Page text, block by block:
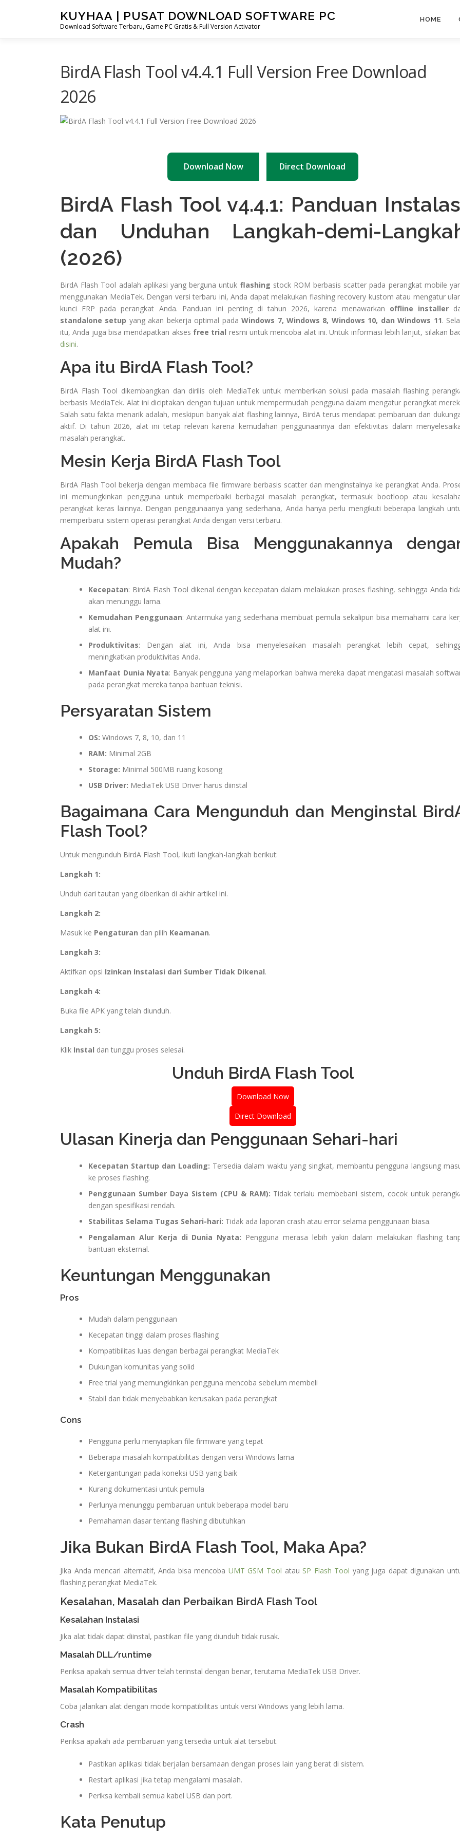
KUYHAA | PUSAT DOWNLOAD SOFTWARE PC
Download Software Terbaru, Game PC Gratis & Full Version Activator
HOME
BirdA Flash Tool v4.4.1 Full Version Free Download
2026
Download Now Direct Download
BirdA Flash Tool v4.4.1: Panduan
dan Unduhan Langkah-demi-
(2026)
BirdA Flash Tool adalah aplikasi yang berguna untuk flashing stock ROM berbasis scatter pada perangkat mobile
menggunakan MediaTek. Dengan versi terbaru ini, Anda dapat melakukan flashing recovery kustom atau mengatur
kunci FRP pada perangkat Anda. Panduan ini penting di tahun 2026, karena menawarkan offline installer
standalone setup yang akan bekerja optimal padaWindows 7, Windows 8, Windows 10, dan Windows 11.
itu, Anda juga bisa mendapatkan akses free trial resmi untuk mencoba alat ini. Untuk informasi lebih lanjut, silakan
disini.
Apa itu BirdA Flash Tool?
BirdA Flash Tool dikembangkan dan dirilis oleh MediaTek untuk memberikan solusi pada masalah flashing
berbasis MediaTek. Alat ini diciptakan dengan tujuan untuk mempermudah pengguna dalam mengatur perangkat
Salah satu fakta menarik adalah, meskipun banyak alat flashing lainnya, BirdA terus mendapat pembaruan dan
aktif. Di tahun 2026, alat ini tetap relevan karena kemudahan penggunaannya dan efektivitas dalam
masalah perangkat.
Mesin Kerja BirdA Flash Tool
BirdA Flash Tool bekerja dengan membaca file firmware berbasis scatter dan menginstalnya ke perangkat Anda.
ini memungkinkan pengguna untuk memperbaiki berbagai masalah perangkat, termasuk bootloop atau
perangkat keras lainnya. Dengan penggunaanya yang sederhana, Anda hanya perlu mengikuti beberapa langkah
memperbarui sistem operasi perangkat Anda dengan versi terbaru.
Apakah Pemula Bisa Menggunakannya
Mudah?
Kecepatan: BirdA Flash Tool dikenal dengan kecepatan dalam melakukan proses flashing, sehingga Anda
akan menunggu lama.
Kemudahan Penggunaan: Antarmuka yang sederhana membuat pemula sekalipun bisa memahami cara
alat ini.
Produktivitas: Dengan alat ini, Anda bisa menyelesaikan masalah perangkat lebih cepat,
meningkatkan produktivitas Anda.
Manfaat Dunia Nyata: Banyak pengguna yang melaporkan bahwa mereka dapat mengatasi masalah
pada perangkat mereka tanpa bantuan teknisi.
Persyaratan Sistem
OS: Windows 7, 8, 10, dan 11
RAM: Minimal 2GB
Storage: Minimal 500MB ruang kosong
USB Driver: MediaTek USB Driver harus diinstal
Bagaimana Cara Mengunduh dan Menginstal
Flash Tool?
Untuk mengunduh BirdA Flash Tool, ikuti langkah-langkah berikut:
Langkah 1:
Unduh dari tautan yang diberikan di akhir artikel ini.
Langkah 2:
Masuk ke Pengaturan dan pilih Keamanan.
Langkah 3:
Aktifkan opsi Izinkan Instalasi dari Sumber Tidak Dikenal.
Langkah 4:
Buka file APK yang telah diunduh.
Langkah 5:
Klik Instal dan tunggu proses selesai.
Unduh BirdA Flash Tool
Download Now
Direct Download
Ulasan Kinerja dan Penggunaan Sehari-hari
Kecepatan Startup dan Loading: Tersedia dalam waktu yang singkat, membantu pengguna langsung
ke proses flashing.
Penggunaan Sumber Daya Sistem (CPU & RAM): Tidak terlalu membebani sistem, cocok untuk
dengan spesifikasi rendah.
Stabilitas Selama Tugas Sehari-hari: Tidak ada laporan crash atau error selama penggunaan biasa.
Pengalaman Alur Kerja di Dunia Nyata: Pengguna merasa lebih yakin dalam melakukan flashing
bantuan eksternal.
Keuntungan Menggunakan
Pros
Mudah dalam penggunaan
Kecepatan tinggi dalam proses flashing
Kompatibilitas luas dengan berbagai perangkat MediaTek
Dukungan komunitas yang solid
Free trial yang memungkinkan pengguna mencoba sebelum membeli
Stabil dan tidak menyebabkan kerusakan pada perangkat
Cons
Pengguna perlu menyiapkan file firmware yang tepat
Beberapa masalah kompatibilitas dengan versi Windows lama
Ketergantungan pada koneksi USB yang baik
Kurang dokumentasi untuk pemula
Perlunya menunggu pembaruan untuk beberapa model baru
Pemahaman dasar tentang flashing dibutuhkan
Jika Bukan BirdA Flash Tool, Maka Apa?
Jika Anda mencari alternatif, Anda bisa mencoba UMT GSM Tool atau SP Flash Tool yang juga dapat digunakan
flashing perangkat MediaTek.
Kesalahan, Masalah dan Perbaikan BirdA Flash Tool
Kesalahan Instalasi
Jika alat tidak dapat diinstal, pastikan file yang diunduh tidak rusak.
Masalah DLL/runtime
Periksa apakah semua driver telah terinstal dengan benar, terutama MediaTek USB Driver.
Masalah Kompatibilitas
Coba jalankan alat dengan mode kompatibilitas untuk versi Windows yang lebih lama.
Crash
Periksa apakah ada pembaruan yang tersedia untuk alat tersebut.
Pastikan aplikasi tidak berjalan bersamaan dengan proses lain yang berat di sistem.
Restart aplikasi jika tetap mengalami masalah.
Periksa kembali semua kabel USB dan port.
Kata Penutup